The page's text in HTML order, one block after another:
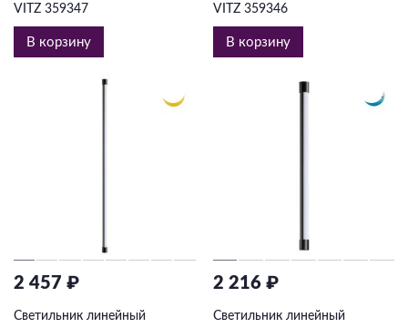
VITZ 359347
В корзину
VITZ 359346
В корзину
2 457 ₽
Светильник линейный
2 216 ₽
Светильник линейный